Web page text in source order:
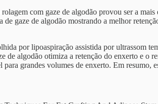
com gaze de algodão provou ser a
gaze de algodão mostrando a melhor
por lipoaspiração assistida por ultrassom
de algodão otimiza a retenção do enxerto e o
grandes volumes de enxerto. Em resumo,